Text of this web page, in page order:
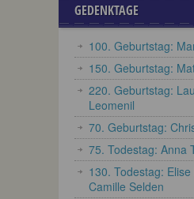
GEDENKTAGE
100. Geburtstag:
150. Geburtstag:
220. Geburtstag:
Leomenil
70. Geburtstag:
75. Todestag: Anna
130. Todestag:
Camille Selden